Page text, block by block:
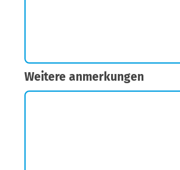
Weitere anmerkungen